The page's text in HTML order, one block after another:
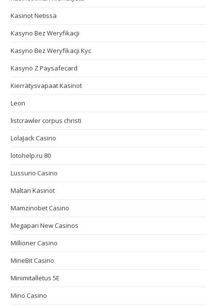
Kasinot Netissä
Kasyno Bez Weryfikacji
Kasyno Bez Weryfikacji Kyc
Kasyno Z Paysafecard
Kierrätysvapaat Kasinot
Leon
listcrawler corpus christi
LolaJack Casino
lotohelp.ru 80
Lussurio Casino
Maltan Kasinot
Mamzinobet Casino
Megapari New Casinos
Millioner Casino
MineBit Casino
Minimitalletus 5E
Mino Casino